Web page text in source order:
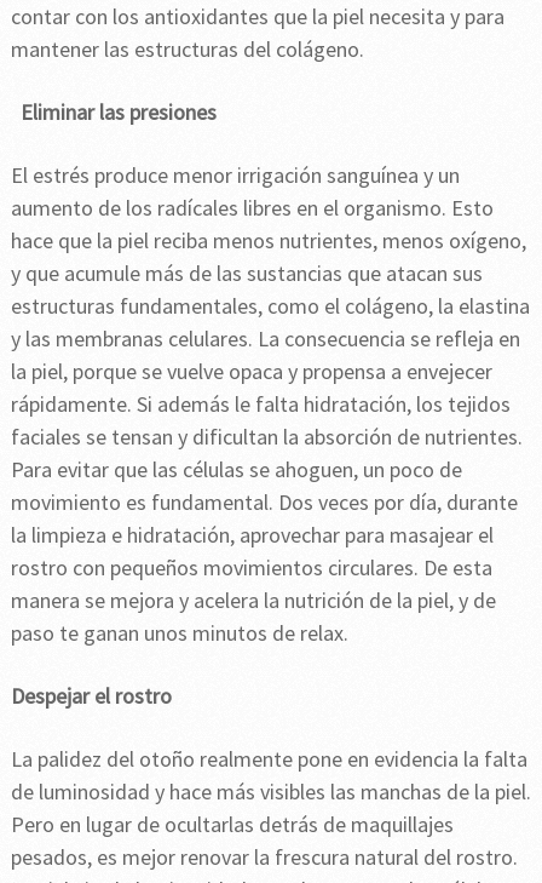
contar con los antioxidantes que la piel necesita y para
mantener las estructuras del colágeno.
Eliminar las presiones
El estrés produce menor irrigación sanguínea y un
aumento de los radícales libres en el organismo. Esto
hace que la piel reciba menos nutrientes, menos oxígeno,
y que acumule más de las sustancias que atacan sus
estructuras fundamentales, como el colágeno, la elastina
y las membranas celulares. La consecuencia se refleja en
la piel, porque se vuelve opaca y propensa a envejecer
rápidamente. Si además le falta hidratación, los tejidos
faciales se tensan y dificultan la absorción de nutrientes.
Para evitar que las células se ahoguen, un poco de
movimiento es fundamental. Dos veces por día, durante
la limpieza e hidratación, aprovechar para masajear el
rostro con pequeños movimientos circulares. De esta
manera se mejora y acelera la nutrición de la piel, y de
paso te ganan unos minutos de relax.
Despejar el rostro
La palidez del otoño realmente pone en evidencia la falta
de luminosidad y hace más visibles las manchas de la piel.
Pero en lugar de ocultarlas detrás de maquillajes
pesados, es mejor renovar la frescura natural del rostro.